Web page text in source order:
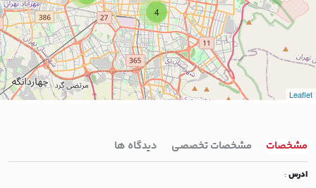
4
Leaflet
مشخصات مشخصات تخصصی دیدگاه ها
ادرس: